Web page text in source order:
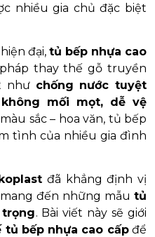
nhiều gia chủ đặc biệt
đại, tủ bếp nhựa cao
thay thế gỗ truyền
như chống nước tuyệt
mối mọt, dễ vệ
sắc – hoa văn, tủ bếp
tình của nhiều gia đình
đã khẳng định vị
đến những mẫu tủ
. Bài viết này sẽ giới
tủ bếp nhựa cao cấpđể